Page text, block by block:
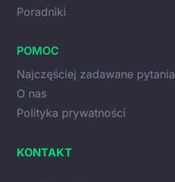
Poradniki
POMOC
Najczęściej zadawane pytania
O nas
Polityka prywatności
KONTAKT